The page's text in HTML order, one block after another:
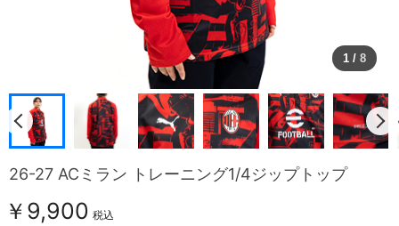
1 / 8
26-27 ACミラン トレーニング1/4ジップトップ
￥9,900 税込